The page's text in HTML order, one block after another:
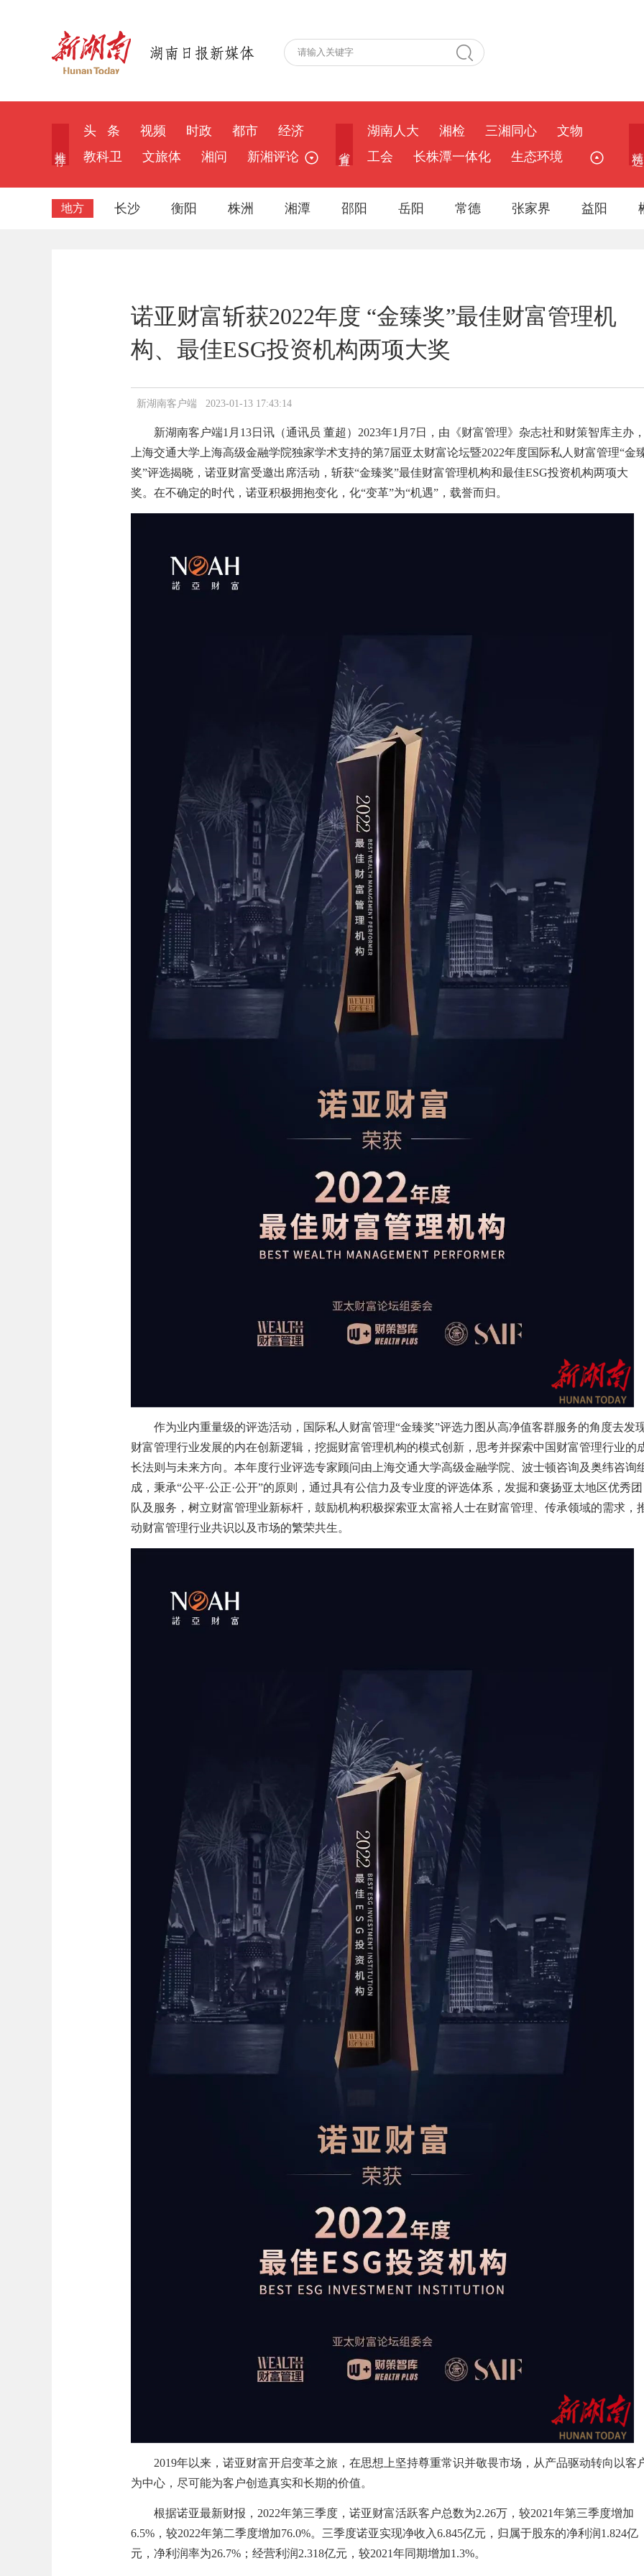
头 条 视频 时政 都市
经济
教科卫
文旅体 湘问 新湘评论
湖南人大 湘检 三湘同心
文物
工会
长株潭一体化 生态环境
地方 长沙 衡阳 株洲 湘潭 邵阳 岳阳 常德 张家界 益阳
诺亚财富斩获2022年度 “金臻奖”最佳财富管理机
构、最佳ESG投资机构两项大奖
新湖南客户端 2023-01-13 17:43:14
新湖南客户端1月13日讯（通讯员 董超）2023年1月7日，由《财富管理》杂志社和财策智库主办
上海交通大学上海高级金融学院独家学术支持的第7届亚太财富论坛暨2022年度国际私人财富管理“金
奖”评选揭晓，诺亚财富受邀出席活动，斩获“金臻奖”最佳财富管理机构和最佳ESG投资机构两项大
奖。在不确定的时代，诺亚积极拥抱变化，化“变革”为“机遇”，载誉而归。
作为业内重量级的评选活动，国际私人财富管理“金臻奖”评选力图从高净值客群服务的角度去发
财富管理行业发展的内在创新逻辑，挖掘财富管理机构的模式创新，思考并探索中国财富管理行业的
长法则与未来方向。本年度行业评选专家顾问由上海交通大学高级金融学院、波士顿咨询及奥纬咨询
成，秉承“公平·公正·公开”的原则，通过具有公信力及专业度的评选体系，发掘和褒扬亚太地区优秀团
队及服务，树立财富管理业新标杆，鼓励机构积极探索亚太富裕人士在财富管理、传承领域的需求，
动财富管理行业共识以及市场的繁荣共生。
2019年以来，诺亚财富开启变革之旅，在思想上坚持尊重常识并敬畏市场，从产品驱动转向以客
为中心，尽可能为客户创造真实和长期的价值。
根据诺亚最新财报，2022年第三季度，诺亚财富活跃客户总数为2.26万，较2021年第三季度增加
6.5%，较2022年第二季度增加76.0%。三季度诺亚实现净收入6.845亿元，归属于股东的净利润1.824亿
元，净利润率为26.7%；经营利润2.318亿元，较2021年同期增加1.3%。